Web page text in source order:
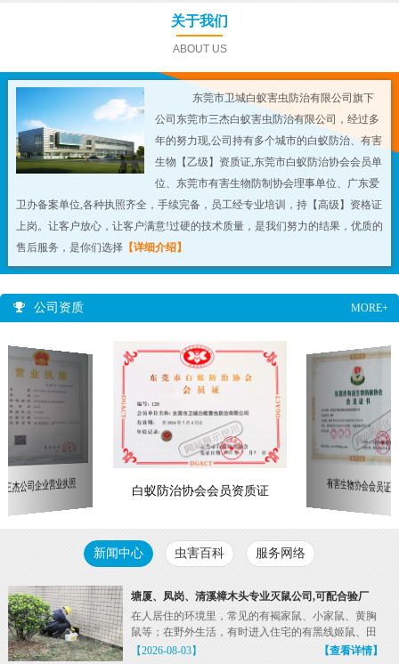
关于我们
ABOUT US
东莞市卫城白蚁害虫防治有限公司旗下
公司东莞市三杰白蚁害虫防治有限公司，经过多
年的努力现,公司持有多个城市的白蚁防治、有害
生物【乙级】资质证,东莞市白蚁防治协会会员单
位、东莞市有害生物防制协会理事单位、广东爱
卫办备案单位,各种执照齐全，手续完备，员工经专业培训，持【高级】资格证
上岗。让客户放心，让客户满意!过硬的技术质量，是我们努力的结果，优质的
售后服务，是你们选择【详细介绍】
公司资质 MORE+
三杰公司企业营业执照 白蚁防治协会会员资质证 有害生物协会会员证
新闻中心 虫害百科 服务网络
塘厦、凤岗、清溪樟木头专业灭鼠公司,可配合验厂
在人居住的环境里，常见的有褐家鼠、小家鼠、黄胸
鼠等；在野外生活，有时进入住宅的有黑线姬鼠、田
鼠等。老鼠...
【2026-08-03】 【查看详情】